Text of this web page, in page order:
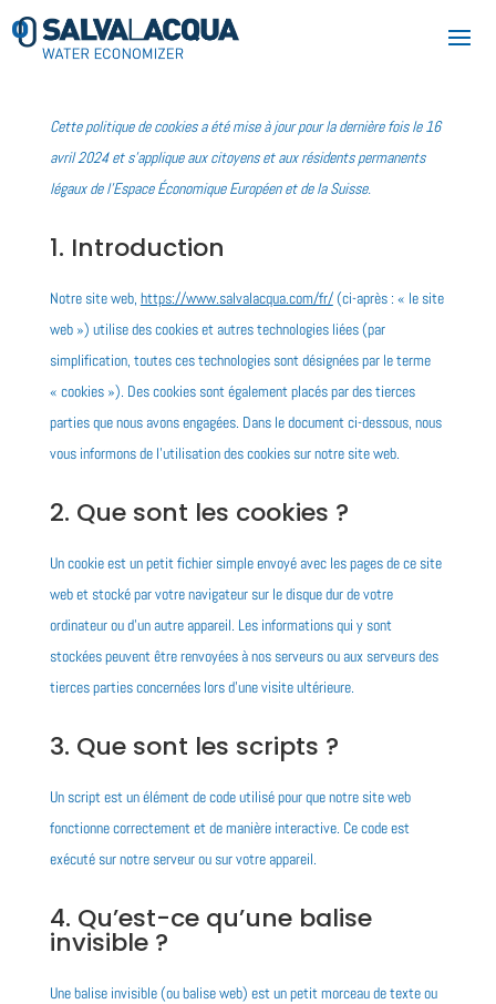
Cette politique de cookies a été mise à jour pour la dernière fois le 16
avril 2024 et s’applique aux citoyens et aux résidents permanents
légaux de l’Espace Économique Européen et de la Suisse.
1. Introduction
Notre site web, https://www.salvalacqua.com/fr/(ci-après : « le site
web ») utilise des cookies et autres technologies liées (par
simplification, toutes ces technologies sont désignées par le terme
« cookies »). Des cookies sont également placés par des tierces
parties que nous avons engagées. Dans le document ci-dessous, nous
vous informons de l’utilisation des cookies sur notre site web.
2. Que sont les cookies ?
Un cookie est un petit fichier simple envoyé avec les pages de ce site
web et stocké par votre navigateur sur le disque dur de votre
ordinateur ou d’un autre appareil. Les informations qui y sont
stockées peuvent être renvoyées à nos serveurs ou aux serveurs des
tierces parties concernées lors d’une visite ultérieure.
3. Que sont les scripts ?
Un script est un élément de code utilisé pour que notre site web
fonctionne correctement et de manière interactive. Ce code est
exécuté sur notre serveur ou sur votre appareil.
4. Qu’est-ce qu’une balise
invisible ?
Une balise invisible (ou balise web) est un petit morceau de texte ou